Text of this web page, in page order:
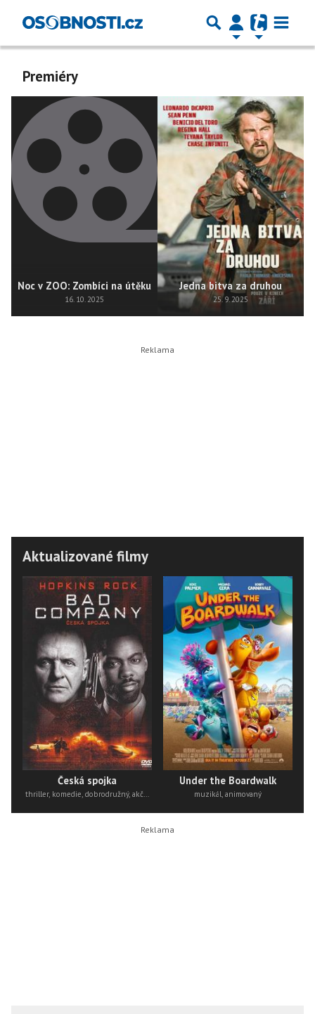
Premiéry
Noc v ZOO: Zombíci na útěku
16. 10. 2025
Jedna bitva za druhou
25. 9. 2025
Aktualizované filmy
Česká spojka
thriller, komedie, dobrodružný, akční
Under the Boardwalk
muzikál, animovaný